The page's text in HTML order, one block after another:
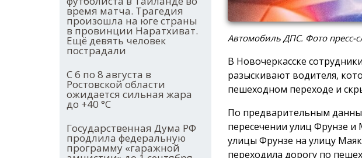
время матча. Трагедия
произошла на юге страны
в провинции Наратхиват.
Ещё девять человек
пострадали
С 6 по 8 августа в
Ростовской области
ожидается сильная жара
до +40 °С
Государственная Дума РФ
продлила федеральную
программу «гаражной
Автомобиль ДПС. Фото пресс-
В Новочеркасске
разыскивают водителя,
пешеходном переходе и
По предварительным
пересечении улиц Фрунзе и
улицы Фрунзе на улицу
переходила дорогу по